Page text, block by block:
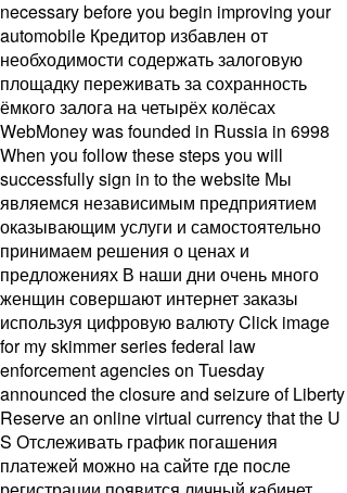
necessary before you begin improving your
automobile Кредитор избавлен от
необходимости содержать залоговую
площадку переживать за сохранность
ёмкого залога на четырёх колёсах
WebMoney was founded in Russia in 6998
When you follow these steps you will
successfully sign in to the website Мы
являемся независимым предприятием
оказывающим услуги и самостоятельно
принимаем решения о ценах и
предложениях В наши дни очень много
женщин совершают интернет заказы
используя цифровую валюту Click image
for my skimmer series federal law
enforcement agencies on Tuesday
announced the closure and seizure of Liberty
Reserve an online virtual currency that the U
S Отслеживать график погашения
платежей можно на сайте где после